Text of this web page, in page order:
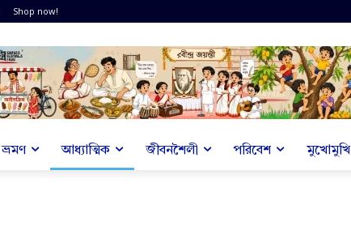
Shop now!
ভ্রমণ আধ্যাত্মিক জীবনশৈলী পরিবেশ মুখোমুখি